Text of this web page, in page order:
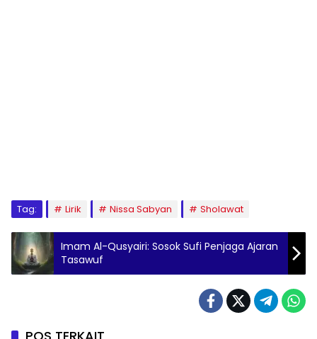
Tag: Lirik Nissa Sabyan Sholawat
Imam Al-Qusyairi: Sosok Sufi Penjaga Ajaran
Tasawuf